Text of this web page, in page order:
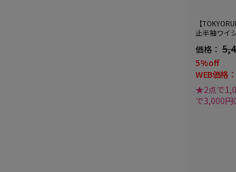
【
止半袖ワイ
Ｖ加工春夏
価格：
5%off
WEB価格：
★2点で
で3,000円